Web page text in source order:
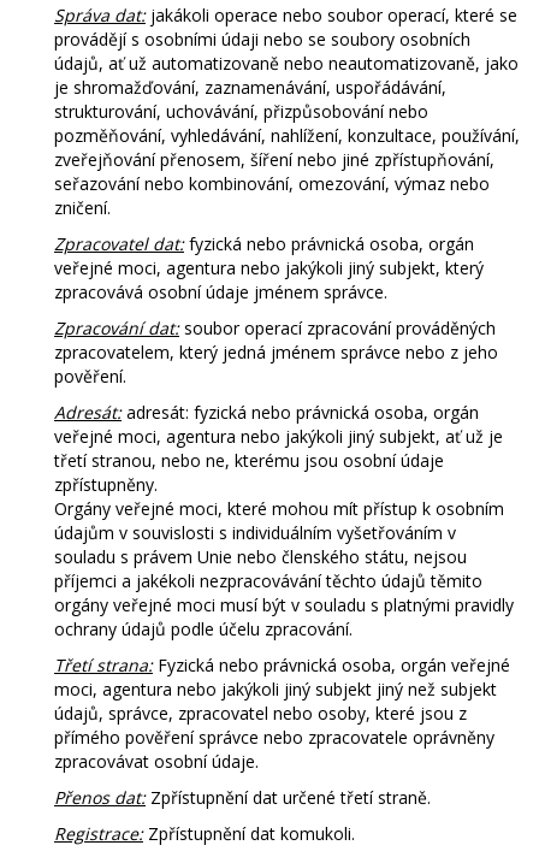
Správa dat:jakákoli operace nebo soubor operací, které se
provádějí s osobními údaji nebo se soubory osobních
údajů, ať už automatizovaně nebo neautomatizovaně, jako
je shromažďování, zaznamenávání, uspořádávání,
strukturování, uchovávání, přizpůsobování nebo
pozměňování, vyhledávání, nahlížení, konzultace, používání,
zveřejňování přenosem, šíření nebo jiné zpřístupňování,
seřazování nebo kombinování, omezování, výmaz nebo
zničení.
Zpracovatel dat:fyzická nebo právnická osoba, orgán
veřejné moci, agentura nebo jakýkoli jiný subjekt, který
zpracovává osobní údaje jménem správce.
Zpracování dat:soubor operací zpracování prováděných
zpracovatelem, který jedná jménem správce nebo z jeho
pověření.
Adresát:adresát: fyzická nebo právnická osoba, orgán
veřejné moci, agentura nebo jakýkoli jiný subjekt, ať už je
třetí stranou, nebo ne, kterému jsou osobní údaje
zpřístupněny.
Orgány veřejné moci, které mohou mít přístup k osobním
údajům v souvislosti s individuálním vyšetřováním v
souladu s právem Unie nebo členského státu, nejsou
příjemci a jakékoli nezpracovávání těchto údajů těmito
orgány veřejné moci musí být v souladu s platnými pravidly
ochrany údajů podle účelu zpracování.
Třetí strana:Fyzická nebo právnická osoba, orgán veřejné
moci, agentura nebo jakýkoli jiný subjekt jiný než subjekt
údajů, správce, zpracovatel nebo osoby, které jsou z
přímého pověření správce nebo zpracovatele oprávněny
zpracovávat osobní údaje.
Přenos dat:Zpřístupnění dat určené třetí straně.
Registrace:Zpřístupnění dat komukoli.